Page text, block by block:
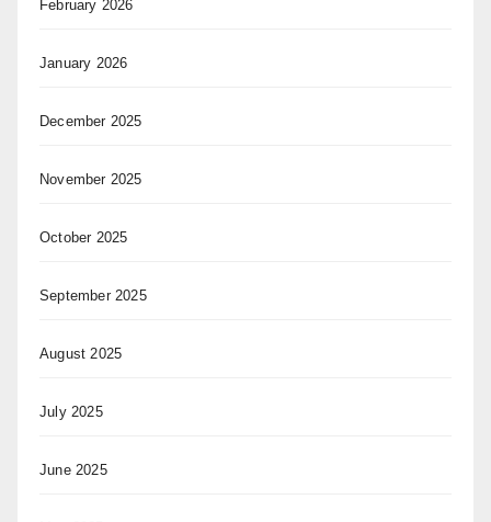
February 2026
January 2026
December 2025
November 2025
October 2025
September 2025
August 2025
July 2025
June 2025